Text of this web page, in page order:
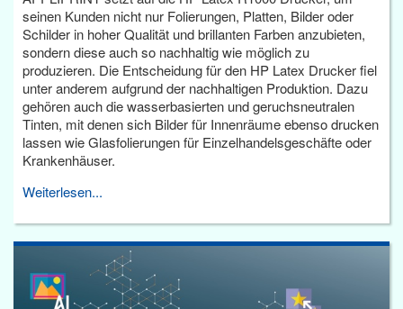
seinen Kunden nicht nur Folierungen, Platten, Bilder oder
Schilder in hoher Qualität und brillanten Farben anzubieten,
sondern diese auch so nachhaltig wie möglich zu
produzieren. Die Entscheidung für den HP Latex Drucker fiel
unter anderem aufgrund der nachhaltigen Produktion. Dazu
gehören auch die wasserbasierten und geruchsneutralen
Tinten, mit denen sich Bilder für Innenräume ebenso drucken
lassen wie Glasfolierungen für Einzelhandelsgeschäfte oder
Krankenhäuser.
Weiterlesen...